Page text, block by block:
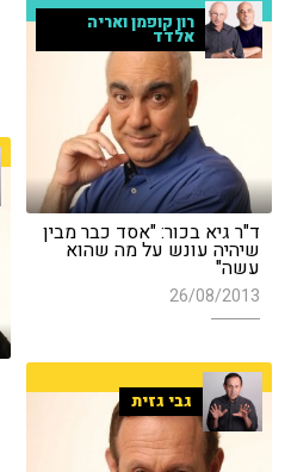
רון קופמן ואריה
אלדד
ד"ר גיא בכור: "אסד כבר מבין
שיהיה עונש על מה שהוא
עשה"
26/08/2013
גבי גזית